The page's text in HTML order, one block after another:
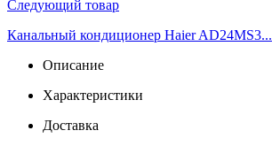
Следующий товар
Канальный кондиционер Haier AD24MS3...
Описание
Характеристики
Доставка